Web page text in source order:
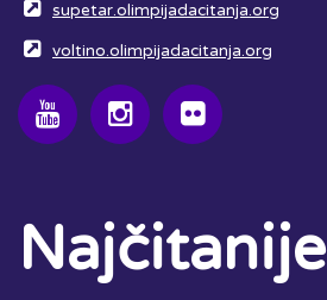
supetar.olimpijadacitanja.org
voltino.olimpijadacitanja.org
Najčitanije